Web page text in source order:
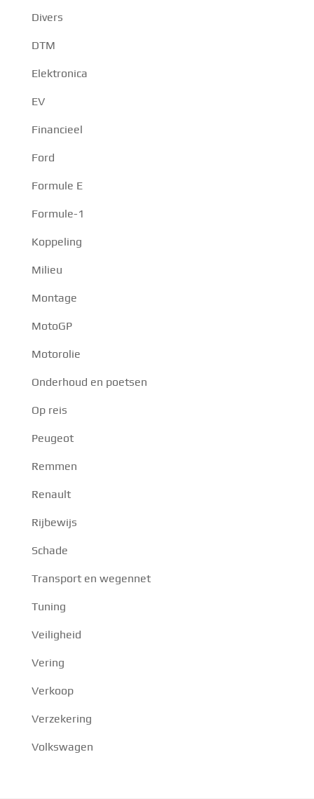
Divers
DTM
Elektronica
EV
Financieel
Ford
Formule E
Formule-1
Koppeling
Milieu
Montage
MotoGP
Motorolie
Onderhoud en poetsen
Op reis
Peugeot
Remmen
Renault
Rijbewijs
Schade
Transport en wegennet
Tuning
Veiligheid
Vering
Verkoop
Verzekering
Volkswagen